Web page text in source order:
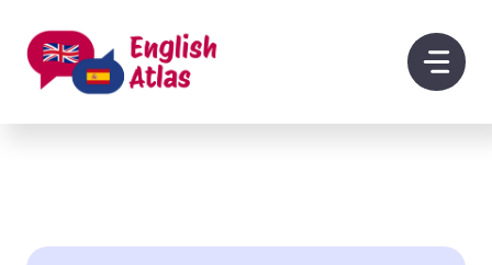
contenido